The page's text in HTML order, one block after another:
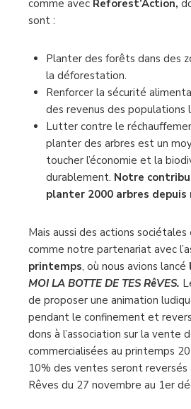
comme avec Reforest’Action,
sont :
Planter des forêts dans des
la déforestation.
Renforcer la sécurité
des revenus des populations
Lutter contre le
planter des arbres est un
toucher l’économie et la
durablement. Notre
planter 2000 arbres depuis
Mais aussi des actions
comme notre partenariat avec
printemps, où nous avions lancé
MOI LA BOTTE DE TES RêVES.
de proposer une animation
pendant le confinement et
dons à l’association sur la vente
commercialisées au printemps
10% des ventes seront reversés
Rêves du 27 novembre au 1er